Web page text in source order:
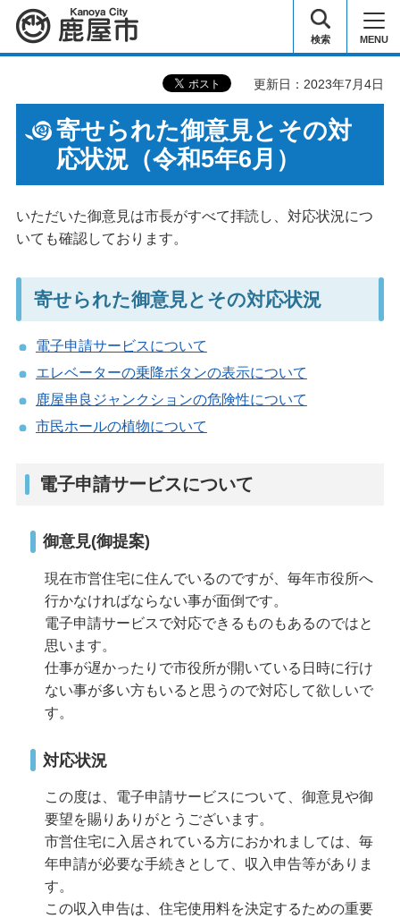
鹿屋市 検索 MENU
更新日：2023年7月4日
寄せられた御意見とその対
応状況（令和5年6月）
いただいた御意見は市長がすべて拝読し、対応状況につ
いても確認しております。
寄せられた御意見とその対応状況
電子申請サービスについて
エレベーターの乗降ボタンの表示について
鹿屋串良ジャンクションの危険性について
市民ホールの植物について
電子申請サービスについて
御意見(御提案)
現在市営住宅に住んでいるのですが、毎年市役所へ
行かなければならない事が面倒です。
電子申請サービスで対応できるものもあるのではと
思います。
仕事が遅かったりで市役所が開いている日時に行け
ない事が多い方もいると思うので対応して欲しいで
す。
対応状況
この度は、電子申請サービスについて、御意見や御
要望を賜りありがとうございます。
市営住宅に入居されている方におかれましては、毎
年申請が必要な手続きとして、収入申告等がありま
す。
この収入申告は、住宅使用料を決定するための重要